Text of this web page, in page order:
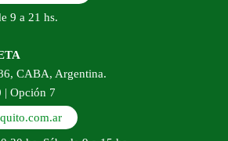
9 a 21 hs.
CABA, Argentina.
| Opción 7